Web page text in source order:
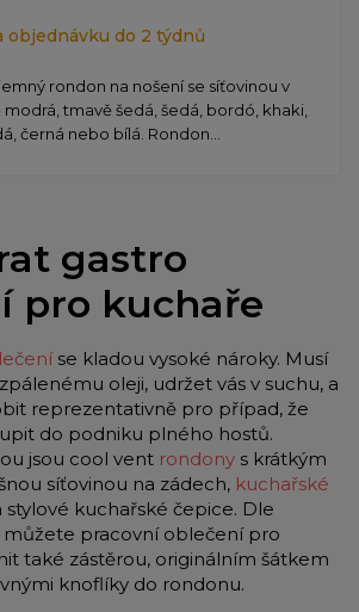
objednávku do 2 týdnů
rondon na nošení se síťovinou v
tmavě šedá, šedá, bordó, khaki,
černá nebo bílá. Rondon...
gastro
pro kuchaře
se kladou vysoké nároky. Musí
oleji, udržet vás v suchu, a
reprezentativně pro případ, že
do podniku plného hostů.
jsou cool vent rondony s krátkým
síťovinou na zádech, kuchařské
stylové kuchařské čepice. Dle
můžete pracovní oblečení pro
také zástěrou, originálním šátkem
knoflíky do rondonu.